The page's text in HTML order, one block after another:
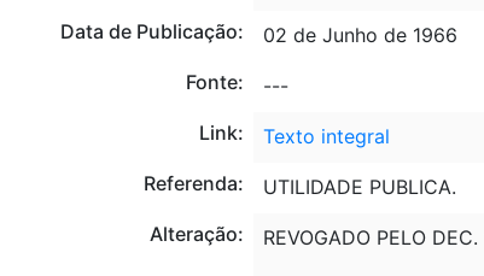
Data de Publicação:
02 de Junho de 1966
Fonte:
---
Link:
Texto integral
Referenda:
UTILIDADE PUBLICA.
Alteração:
REVOGADO PELO